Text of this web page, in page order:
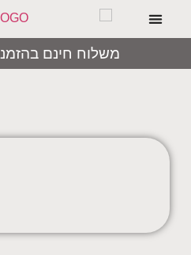
visibility_off השבת את
add_circle_outline הגדלת
משלוח חינם בהזמנות